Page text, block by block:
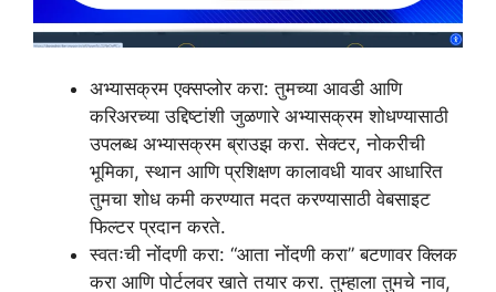
अभ्यासक्रम एक्सप्लोर करा: तुमच्या आवडी आणि
करिअरच्या उद्दिष्टांशी जुळणारे अभ्यासक्रम शोधण्यासाठी
उपलब्ध अभ्यासक्रम ब्राउझ करा. सेक्टर, नोकरीची
भूमिका, स्थान आणि प्रशिक्षण कालावधी यावर आधारित
तुमचा शोध कमी करण्यात मदत करण्यासाठी वेबसाइट
फिल्टर प्रदान करते.
स्वतःची नोंदणी करा: “आता नोंदणी करा” बटणावर क्लिक
करा आणि पोर्टलवर खाते तयार करा. तुम्हाला तुमचे नाव,